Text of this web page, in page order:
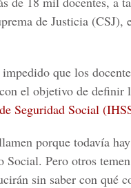
de Justicia (CSJ),
que los
el objetivo de definir
Seguridad Social
porque todavía
Social. Pero otros
sin saber con qué